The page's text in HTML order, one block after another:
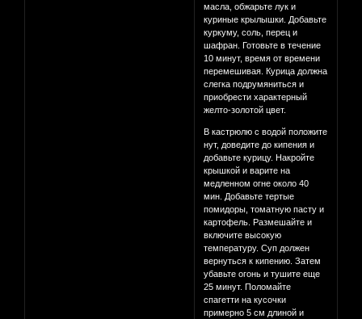
масла, обжарьте лук и
куриные крылышки. Добавьте
куркуму, соль, перец и
шафран. Готовьте в течение
10 минут, время от времени
перемешивая. Курица должна
слегка подрумяниться и
приобрести характерный
желто-золотой цвет.
В кастрюлю с водой положите
нут, доведите до кипения и
добавьте курицу. Накройте
крышкой и варите на
медленном огне около 40
мин. Добавьте тертые
помидоры, томатную пасту и
картофель. Размешайте и
включите высокую
температуру. Суп должен
вернуться к кипению. Затем
убавьте огонь и тушите еще
25 минут. Поломайте
спагетти на кусочки
примерно 5 см длиной и